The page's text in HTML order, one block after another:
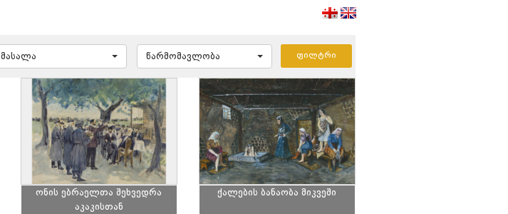
მასალა წარმომავლობა
ონის ებრაელთა შეხვედრა
აკაკისთან
ქალების ბანაობა მიკვეში